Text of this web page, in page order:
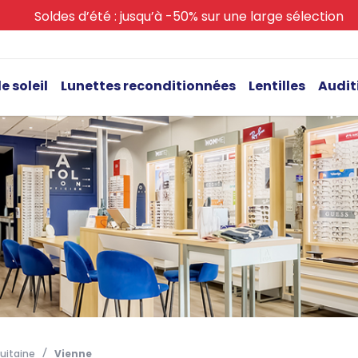
Soldes d’été : jusqu’à -50% sur une large sélection
soleil Lunettes reconditionnées Lentilles
Vienne